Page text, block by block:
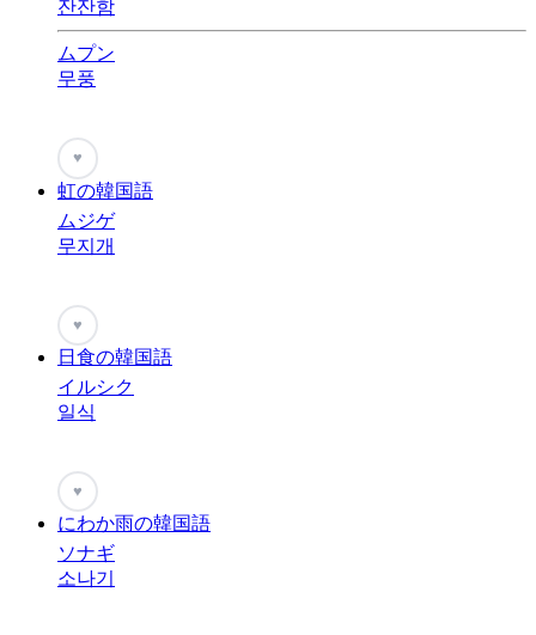
잔잔함
ムプン
무풍
♥
虹の韓国語
ムジゲ
무지개
♥
日食の韓国語
イルシク
일식
♥
にわか雨の韓国語
ソナギ
소나기